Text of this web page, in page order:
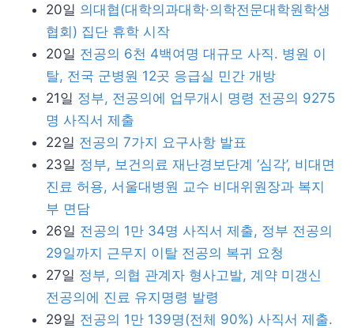
20일 의대협(대학의과대학·의학전문대학원학생
협회) 집단 휴학 시작
20일 전공의 6천 4백여명 대규모 사직. 병원 이
탈, 전국 군병원 12곳 응급실 민간 개방
21일 정부, 전공의에 업무개시 명령 전공의 9275
명 사직서 제출
22일 전공의 7가지 요구사항 발표
23일 정부, 보건의료 재난경보단계 ‘심각’, 비대면
진료 허용, 서울대병원 교수 비대위원장과 복지
부 면담
26일 전공의 1만 34명 사직서 제출, 정부 전공의
29일까지 근무지 이탈 전공의 복귀 요청
27일 정부, 의협 관계자 형사고발, 계약 미갱신
전공의에 진료 유지명령 발령
29일 전공의 1만 139명(전체 90%) 사직서 제출.